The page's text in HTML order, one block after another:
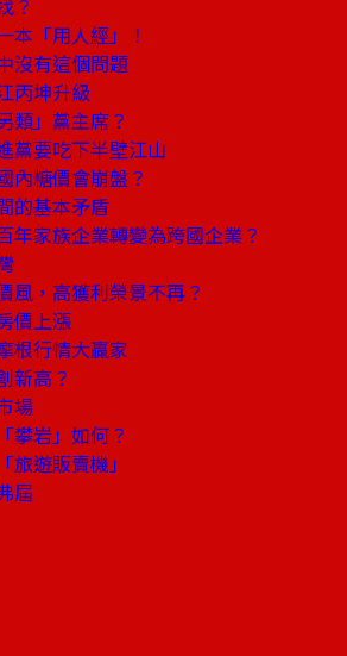
？
本「用人經」！
沒有這個問題
丙坤升級
類」黨主席？
黨要吃下半壁江山
內糖價會崩盤？
的基本矛盾
年家族企業轉變為跨國企業？
風，高獲利榮景不再？
價上漲
根行情大贏家
新高？
場
攀岩」如何？
旅遊販賣機」
屆